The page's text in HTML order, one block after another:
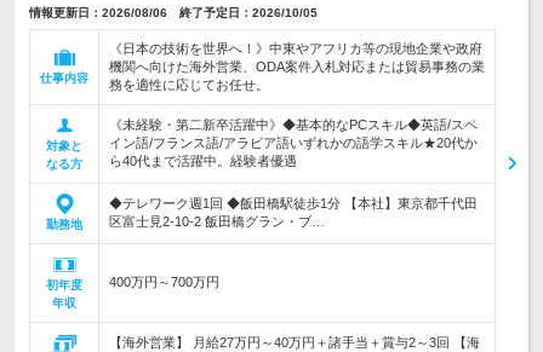
情報更新日：2026/08/06 終了予定日：2026/10/05
仕事内容
《日本の技術を世界へ！》中東やアフリカ等の現地企業や政府
機関へ向けた海外営業、ODA案件入札対応または貿易事務の業
務を適性に応じてお任せ。
対象と
なる方
《未経験・第二新卒活躍中》◆基本的なPCスキル◆英語/スペ
イン語/フランス語/アラビア語いずれかの語学スキル★20代か
ら40代まで活躍中。経験者優遇
勤務地
◆テレワーク週1回 ◆飯田橋駅徒歩1分 【本社】東京都千代田
区富士見2-10-2 飯田橋グラン・ブ…
初年度
年収
400万円～700万円
【海外営業】 月給27万円～40万円＋諸手当＋賞与2～3回 【海